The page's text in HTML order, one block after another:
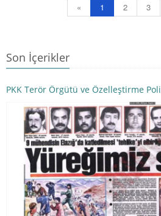
« 1 2 3
Son İçerikler
PKK Terör Örgütü ve Özelleştirme